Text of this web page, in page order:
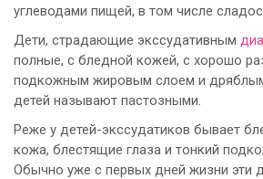
углеводами пищей, в том числе
Дети, страдающие экссудативным
полные, с бледной кожей, с хорошо
подкожным жировым слоем и
детей называют пастозными.
Реже у детей-экссудатиков бывает
кожа, блестящие глаза и тонкий
Обычно уже с первых дней жизни эти